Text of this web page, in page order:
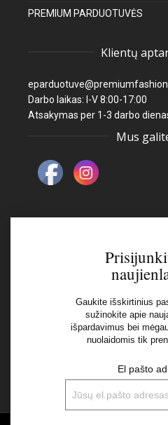
PREMIUM PARDUOTUVĖS
Klientų
Darbo laikas: I-V 8:00-17:00
Atsakymas per 1-3 darbo
Mus
Aš perskaičiau ir sutinku su
Gaukite išskirtinius
sužinokite apie
išpardavimus bei
nuolaidomis tik
El pašto